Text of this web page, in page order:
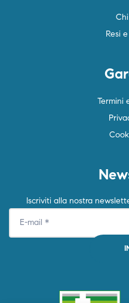
Resi
Termini
Iscriviti alla nostra